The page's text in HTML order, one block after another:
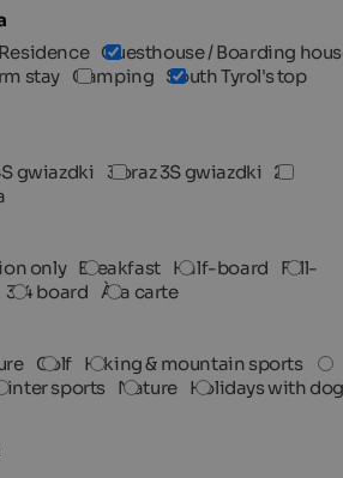
Guesthouse / Boarding
stay Camping South Tyrol's top
gwiazdki 3 oraz 3S gwiazdki 2
only Breakfast Half-board
Full-
3/4 board À la carte
Golf Hiking & mountain sports
sports Nature Holidays with